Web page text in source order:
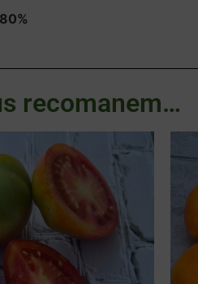
recomanem…